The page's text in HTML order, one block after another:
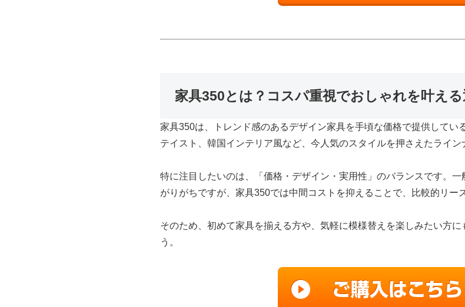
家具350とは？コスパ重視でおしゃれを叶える
家具350は、トレンド感のあるデザイン家具を手頃な価格で提供してい
テイスト、韓国インテリア風など、今人気のスタイルを押さえたライン
特に注目したいのは、「価格・デザイン・実用性」のバランスです。
がりがちですが、家具350では中間コストを抑えることで、比較的リー
そのため、初めて家具を揃える方や、気軽に模様替えを楽しみたい方
う。